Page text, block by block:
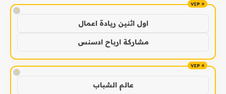
!
اول اثنين ريادة اعمال
مشاركة ارباح ادسنس
!
عالم الشباب